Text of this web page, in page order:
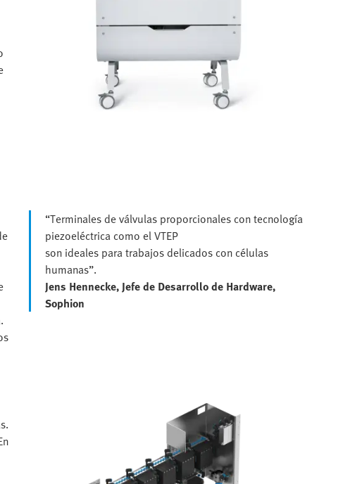
“Terminales de válvulas proporcionales con tecnología
piezoeléctrica como el VTEP
son ideales para trabajos delicados con células
humanas”.
Jens Hennecke, Jefe de Desarrollo de Hardware,
Sophion